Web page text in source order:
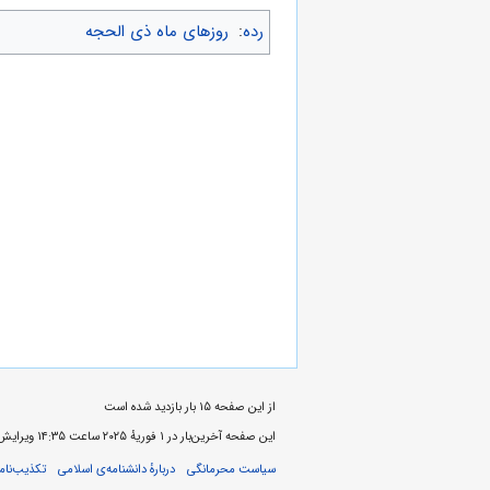
رده: روزهای ماه ذی الحجه
از این صفحه ۱۵ بار بازدید شده است
این صفحه آخرین‌بار در ‏۱ فوریهٔ ۲۰۲۵ ساعت ‏۱۴:۳۵ ویرایش شده‌است.
سیاست محرمانگی
دربارهٔ دانشنامه‌ی اسلامی